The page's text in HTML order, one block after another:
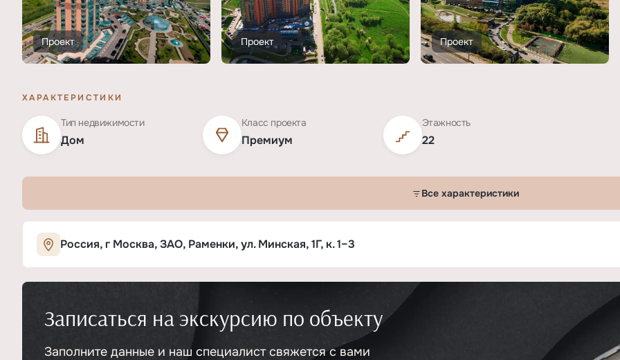
Проект Проект Проект
ХАРАКТЕРИСТИКИ
Тип недвижимости
Дом
Класс проекта
Премиум
Этажность
22
Все характеристики
Характеристики ЖК «Золотые Ключи 2»
ТипЖК
Класс проектаПремиум
Этажность22
Россия, г Москва, ЗАО, Раменки, ул. Минская, 1Г, к. 1–3
Записаться на экскурсию по объекту
Заполните данные и наш специалист свяжется с вами